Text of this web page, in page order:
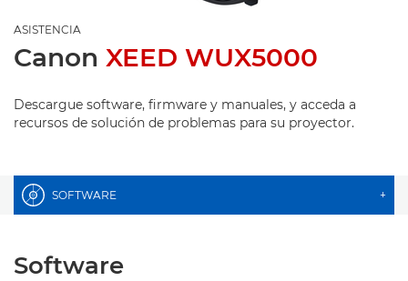
ASISTENCIA
Canon XEED WUX5000
Descargue software, firmware y manuales, y acceda a
recursos de solución de problemas para su proyector.
SOFTWARE +
Software